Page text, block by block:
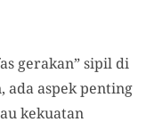
gerakan” sipil di
ada aspek penting
kekuatan